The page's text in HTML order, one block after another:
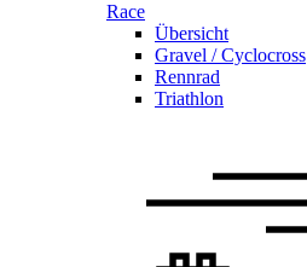
Race
Übersicht
Gravel / Cyclocross
Rennrad
Triathlon